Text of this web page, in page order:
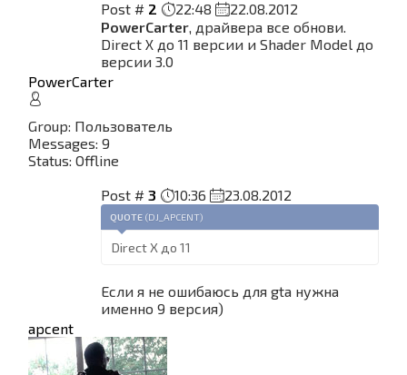
Post # 2 22:48
22.08.2012
PowerCarter, драйвера все обнови.
Direct X до 11 версии и Shader Model до
версии 3.0
PowerCarter
Group: Пользователь
Messages: 9
Status: Offline
Post # 3 10:36 23.08.2012
QUOTE (DJ_APCENT)
Direct X до 11
Если я не ошибаюсь для gta нужна
именно 9 версия)
apcent